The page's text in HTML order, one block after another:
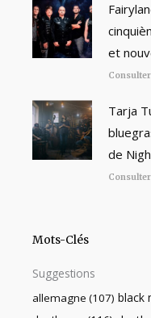
et
Tarja
de
Mots-Clés
Suggestions
allemagne (107) black